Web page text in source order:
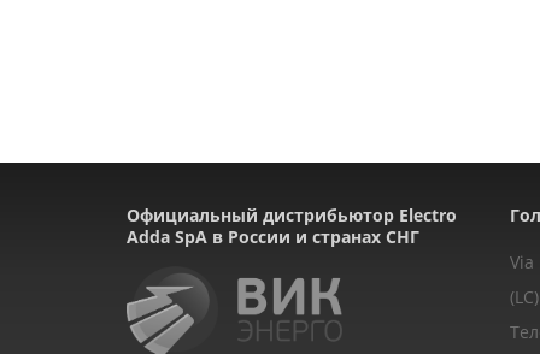
Официальный дистрибьютор Electro
Adda SpA в России и странах СНГ
Via